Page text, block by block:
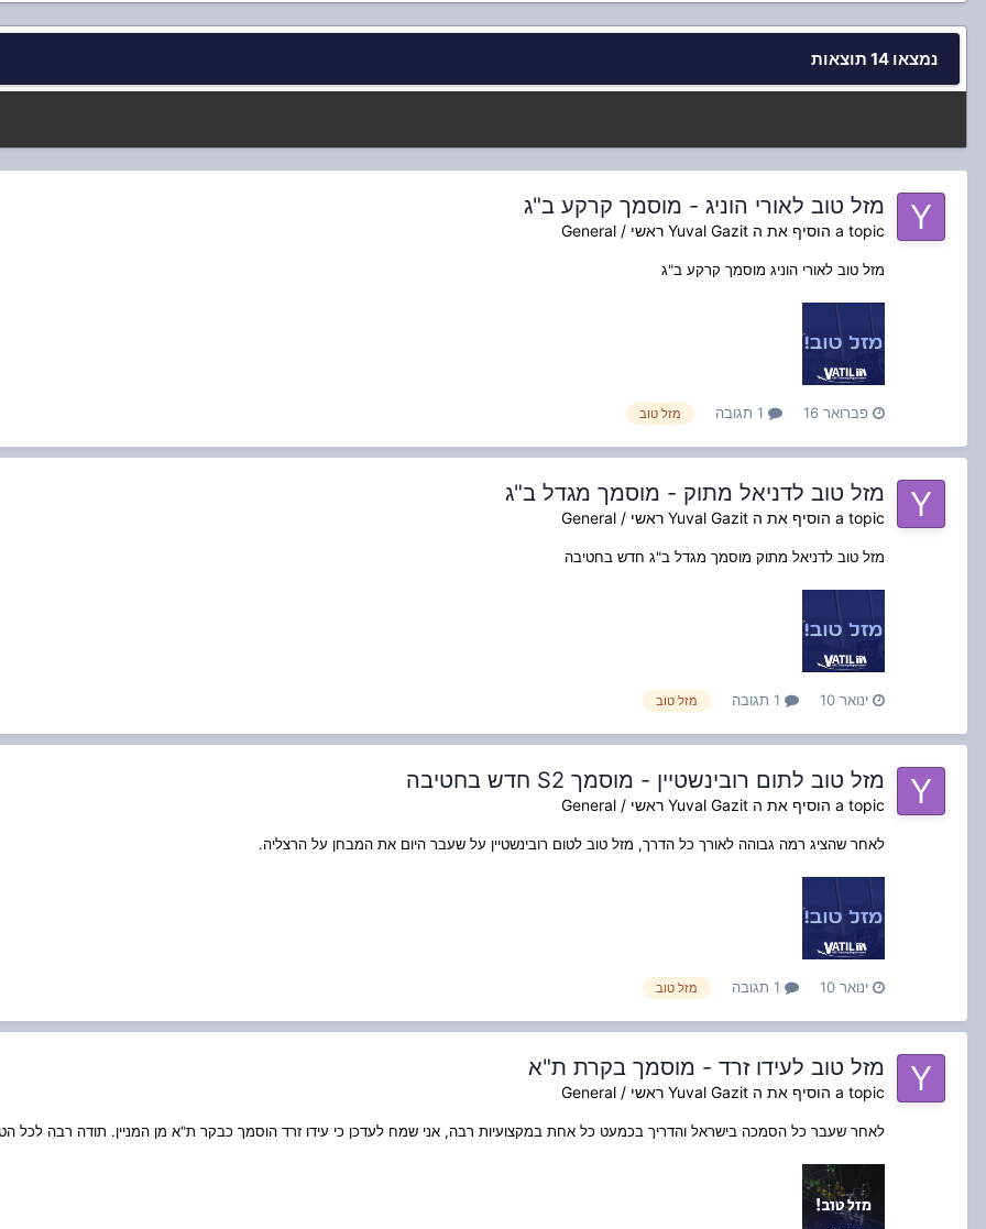
נמצאו 14 תוצאות
מזל טוב לאורי הוניג - מוסמך קרקע ב"ג
a topic הוסיף את ה Yuval Gazit ראשי / General
מזל טוב לאורי הוניג מוסמך קרקע ב"ג
פברואר 16 מזל טוב
מזל טוב לדניאל מתוק - מוסמך מגדל ב"ג
a topic הוסיף את ה Yuval Gazit ראשי / General
מזל טוב לדניאל מתוק מוסמך מגדל ב"ג חדש בחטיבה
ינואר 10 מזל טוב
מזל טוב לתום רובינשטיין - מוסמך S2 חדש בחטיבה
a topic הוסיף את ה Yuval Gazit ראשי / General
לאחר שהציג רמה גבוהה לאורך כל הדרך, מזל טוב לטום רובינשטיין על שעבר היום את המבחן על הרצליה.
ינואר 10 מזל טוב
מזל טוב לעידו זרד - מוסמך בקרת ת"א
a topic הוסיף את ה Yuval Gazit ראשי / General
לאחר שעבר כל הסמכה בישראל והדריך בכמעט כל אחת במקצועיות רבה, אני שמח לעדכן כי עידו זרד הוסמך כבקר ת"א מן המניין. תודה רבה לכל